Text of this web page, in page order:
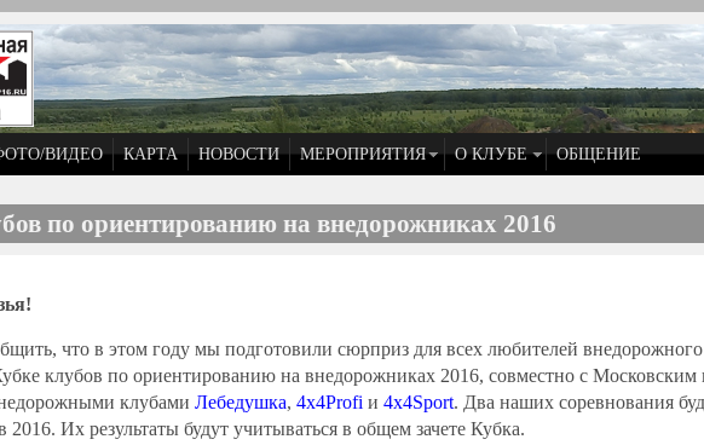
ВИДЕО КАРТА НОВОСТИ МЕРОПРИЯТИЯ О КЛУБЕ ОБЩЕНИЕ
по ориентированию на внедорожниках 2016
что в этом году мы подготовили сюрприз для всех любителей
клубов по ориентированию на внедорожниках 2016, совместно с
клубами Лебедушка, 4х4Profi и 4х4Sport. Два наших соревнования
2016. Их результаты будут учитываться в общем зачете Кубка.